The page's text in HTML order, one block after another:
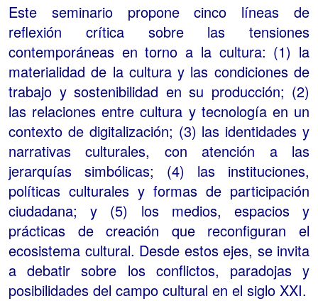
Este seminario propone cinco líneas de
reflexión crítica sobre las tensiones
contemporáneas en torno a la cultura: (1) la
materialidad de la cultura y las condiciones de
trabajo y sostenibilidad en su producción; (2)
las relaciones entre cultura y tecnología en un
contexto de digitalización; (3) las identidades y
narrativas culturales, con atención a las
jerarquías simbólicas; (4) las instituciones,
políticas culturales y formas de participación
ciudadana; y (5) los medios, espacios y
prácticas de creación que reconfiguran el
ecosistema cultural. Desde estos ejes, se invita
a debatir sobre los conflictos, paradojas y
posibilidades del campo cultural en el siglo XXI.